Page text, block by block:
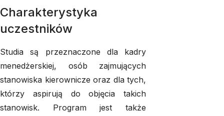
Charakterystyka
uczestników
Studia są przeznaczone dla kadry
menedżerskiej, osób zajmujących
stanowiska kierownicze oraz dla tych,
którzy aspirują do objęcia takich
stanowisk. Program jest także